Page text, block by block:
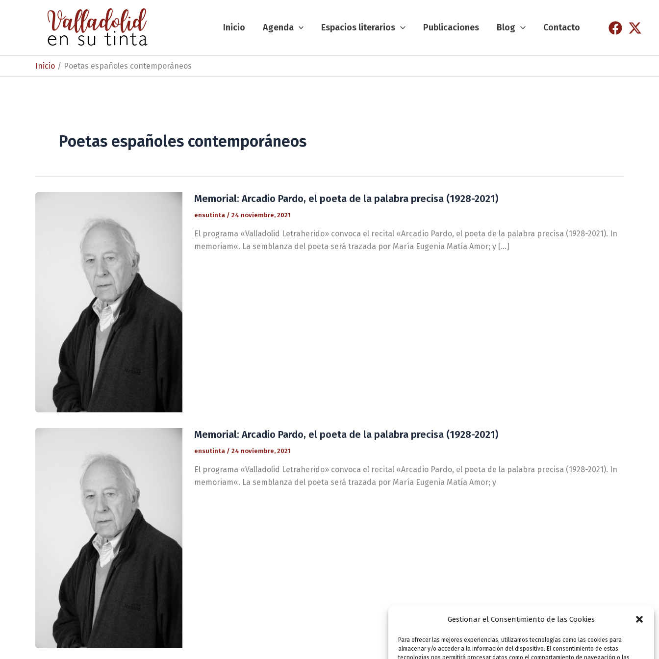
Gestionar el Consentimiento de las Cookies
Para ofrecer las mejores experiencias, utilizamos tecnologías como las cookies para
almacenar y/o acceder a la información del dispositivo. El consentimiento de estas
tecnologías nos permitirá procesar datos como el comportamiento de navegación o las
Inicio Agenda Espacios literarios Publicaciones Blog Contacto
Inicio Poetas españoles contemporáneos
Poetas españoles contemporáneos
Memorial: Arcadio Pardo, el poeta de la palabra precisa (1928-2021)
ensutinta / 24 noviembre, 2021
El programa «Valladolid Letraherido» convoca el recital «Arcadio Pardo, el poeta de la palabra precisa (1928-2021). In
memoriam«. La semblanza del poeta será trazada por María Eugenia Matía Amor; y […]
Memorial: Arcadio Pardo, el poeta de la palabra precisa (1928-2021)
ensutinta / 24 noviembre, 2021
El programa «Valladolid Letraherido» convoca el recital «Arcadio Pardo, el poeta de la palabra precisa (1928-2021). In
memoriam«. La semblanza del poeta será trazada por María Eugenia Matía Amor; y